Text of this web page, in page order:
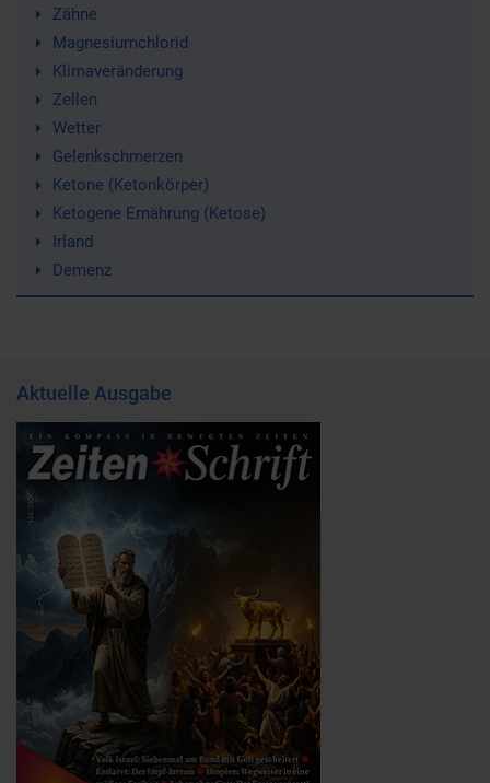
Zähne
Magnesiumchlorid
Klimaveränderung
Zellen
Wetter
Gelenkschmerzen
Ketone (Ketonkörper)
Ketogene Ernährung (Ketose)
Irland
Demenz
Aktuelle Ausgabe